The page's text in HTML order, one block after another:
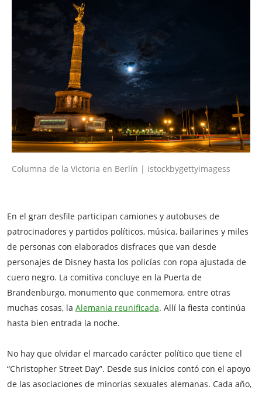
Columna de la Victoria en Berlín | istockbygettyimagess
En el gran desfile participan camiones y autobuses de
patrocinadores y partidos políticos, música, bailarines y miles
de personas con elaborados disfraces que van desde
personajes de Disney hasta los policías con ropa ajustada de
cuero negro. La comitiva concluye en la Puerta de
Brandenburgo, monumento que conmemora, entre otras
muchas cosas, la Alemania reunificada. Allí la fiesta continúa
hasta bien entrada la noche.
No hay que olvidar el marcado carácter político que tiene el
“Christopher Street Day”. Desde sus inicios contó con el apoyo
de las asociaciones de minorías sexuales alemanas. Cada año,